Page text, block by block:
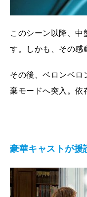
このシーン以降、
す。しかも、その感
その後、ベロンベロ
棄モードへ突入。依
豪華キャストが援